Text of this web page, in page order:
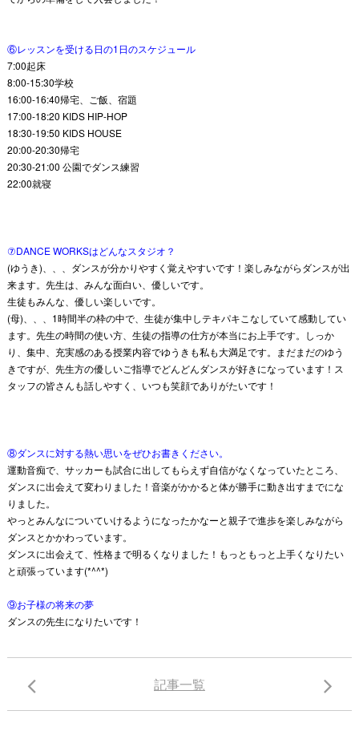
⑥レッスンを受ける日の1日のスケジュール
7:00起床
8:00-15:30学校
16:00-16:40帰宅、ご飯、宿題
17:00-18:20 KIDS HIP-HOP
18:30-19:50 KIDS HOUSE
20:00-20:30帰宅
20:30-21:00 公園でダンス練習
22:00就寝
⑦DANCE WORKSはどんなスタジオ？
(ゆうき)、、、ダンスが分かりやすく覚えやすいです！楽しみながらダンスが出
来ます。先生は、みんな面白い、優しいです。
生徒もみんな、優しい楽しいです。
(母)、、、1時間半の枠の中で、生徒が集中しテキパキこなしていて感動してい
ます。先生の時間の使い方、生徒の指導の仕方が本当にお上手です。しっか
り、集中、充実感のある授業内容でゆうきも私も大満足です。まだまだのゆう
きですが、先生方の優しいご指導でどんどんダンスが好きになっています！ス
タッフの皆さんも話しやすく、いつも笑顔でありがたいです！
⑧ダンスに対する熱い思いをぜひお書きください。
運動音痴で、サッカーも試合に出してもらえず自信がなくなっていたところ、
ダンスに出会えて変わりました！音楽がかかると体が勝手に動き出すまでにな
りました。
やっとみんなについていけるようになったかなーと親子で進歩を楽しみながら
ダンスとかかわっています。
ダンスに出会えて、性格まで明るくなりました！もっともっと上手くなりたい
と頑張っています(*^^*)
⑨お子様の将来の夢
ダンスの先生になりたいです！
記事一覧